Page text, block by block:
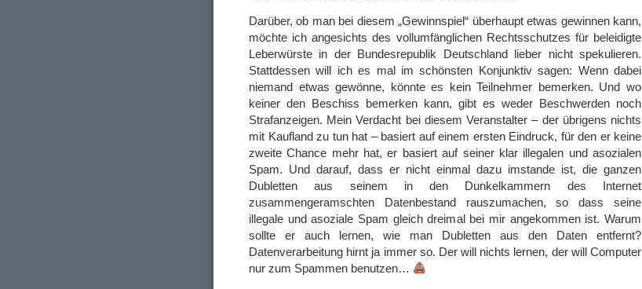
Darüber, ob man bei diesem „Gewinnspiel“ überhaupt etwas gewinnen kann,
möchte ich angesichts des vollumfänglichen Rechtsschutzes für beleidigte
Leberwürste in der Bundesrepublik Deutschland lieber nicht spekulieren.
Stattdessen will ich es mal im schönsten Konjunktiv sagen: Wenn dabei
niemand etwas gewönne, könnte es kein Teilnehmer bemerken. Und wo
keiner den Beschiss bemerken kann, gibt es weder Beschwerden noch
Strafanzeigen. Mein Verdacht bei diesem Veranstalter – der übrigens nichts
mit Kaufland zu tun hat – basiert auf einem ersten Eindruck, für den er keine
zweite Chance mehr hat, er basiert auf seiner klar illegalen und asozialen
Spam. Und darauf, dass er nicht einmal dazu imstande ist, die ganzen
Dubletten aus seinem in den Dunkelkammern des Internet
zusammengeramschten Datenbestand rauszumachen, so dass seine
illegale und asoziale Spam gleich dreimal bei mir angekommen ist. Warum
sollte er auch lernen, wie man Dubletten aus den Daten entfernt?
Datenverarbeitung hirnt ja immer so. Der will nichts lernen, der will Computer
nur zum Spammen benutzen…